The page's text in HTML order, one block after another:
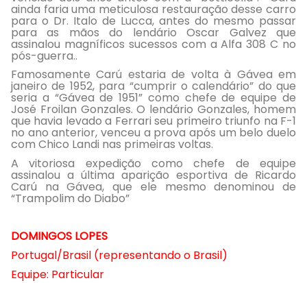
ainda faria uma meticulosa restauração desse carro
para o Dr. Italo de Lucca, antes do mesmo passar
para as mãos do lendário Oscar Galvez que
assinalou magníficos sucessos com a Alfa 308 C no
pós-guerra..
Famosamente Carú estaria de volta à Gávea em
janeiro de 1952, para “cumprir o calendário” do que
seria a “Gávea de 1951” como chefe de equipe de
José Froilan Gonzales. O lendário Gonzales, homem
que havia levado a Ferrari seu primeiro triunfo na F-1
no ano anterior, venceu a prova após um belo duelo
com Chico Landi nas primeiras voltas.
A vitoriosa expedição como chefe de equipe
assinalou a última aparição esportiva de Ricardo
Carú na Gávea, que ele mesmo denominou de
“Trampolim do Diabo”
DOMINGOS LOPES
Portugal/Brasil (representando o Brasil)
Equipe: Particular